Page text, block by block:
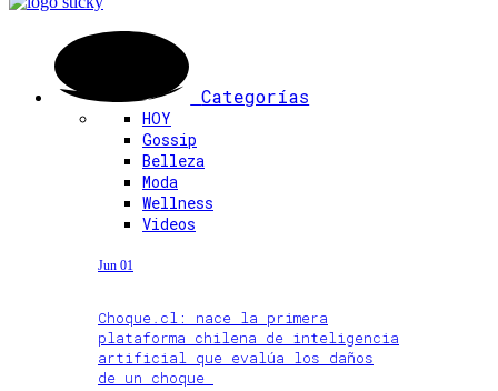
Categorías
HOY
Gossip
Belleza
Moda
Wellness
Videos
Jun 01
Choque.cl: nace la primera
plataforma chilena de inteligencia
artificial que evalúa los daños
de un choque